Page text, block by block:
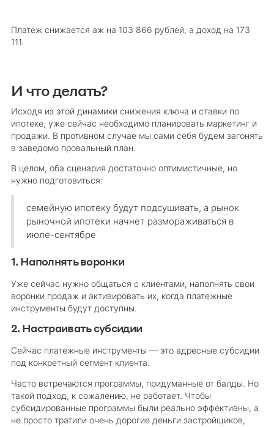
Платеж снижается аж на 103 866 рублей, а доход на 173
111.
И что делать?
Исходя из этой динамики снижения ключа и ставки по
ипотеке, уже сейчас необходимо планировать маркетинг и
продажи. В противном случае мы сами себя будем загонять
в заведомо провальный план.
В целом, оба сценария достаточно оптимистичные, но
нужно подготовиться:
семейную ипотеку будут подсушивать, а рынок
рыночной ипотеки начнет размораживаться в
июле-сентябре
1. Наполнять воронки
Уже сейчас нужно общаться с клиентами, наполнять свои
воронки продаж и активировать их, когда платежные
инструменты будут доступны.
2. Настраивать субсидии
Сейчас платежные инструменты — это адресные субсидии
под конкретный сегмент клиента.
Часто встречаются программы, придуманные от балды. Но
такой подход, к сожалению, не работает. Чтобы
субсидированные программы были реально эффективны, а
не просто тратили очень дорогие деньги застройщиков,